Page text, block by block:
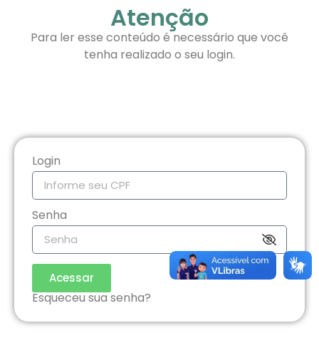
Atenção
Para ler esse conteúdo é necessário que você
tenha realizado o seu login.
Login
Senha
Acessar
Esqueceu sua senha?